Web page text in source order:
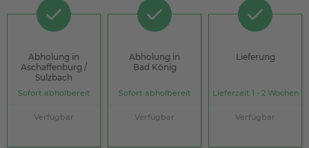
Abholung in
Aschaffenburg /
Sulzbach
Sofort abholbereit
Verfügbar
Abholung in
Bad König
Sofort abholbereit
Verfügbar
Lieferung
Lieferzeit 1 - 2 Wochen
Verfügbar